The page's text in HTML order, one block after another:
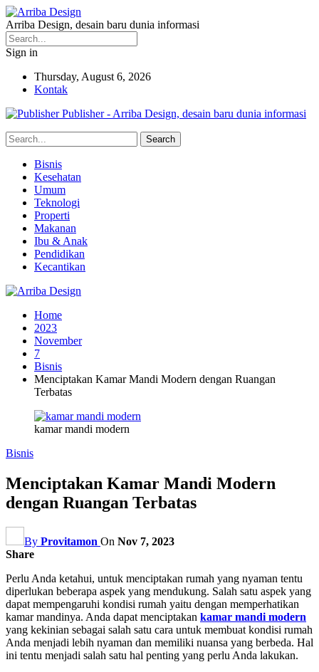
Arriba Design, desain baru dunia informasi
Sign in
Thursday, August 6, 2026
Kontak
Publisher - Arriba Design, desain baru dunia informasi
Bisnis
Kesehatan
Umum
Teknologi
Properti
Makanan
Ibu & Anak
Pendidikan
Kecantikan
Home
2023
November
7
Bisnis
Menciptakan Kamar Mandi Modern dengan Ruangan
Terbatas
kamar mandi modern
Bisnis
Menciptakan Kamar Mandi Modern
dengan Ruangan Terbatas
By Provitamon On Nov 7, 2023
Share
Perlu Anda ketahui, untuk menciptakan rumah yang nyaman tentu
diperlukan beberapa aspek yang mendukung. Salah satu aspek yang
dapat mempengaruhi kondisi rumah yaitu dengan memperhatikan
kamar mandinya. Anda dapat menciptakan kamar mandi modern
yang kekinian sebagai salah satu cara untuk membuat kondisi rumah
Anda menjadi lebih nyaman dan memiliki nuansa yang berbeda. Hal
ini tentu menjadi salah satu hal penting yang perlu Anda lakukan.